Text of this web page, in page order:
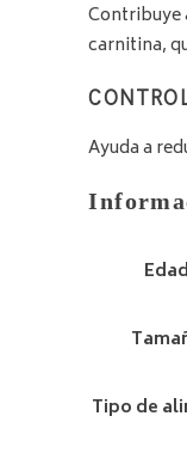
Contribuye
carnitina,
Ayuda a
Edad
Tipo de